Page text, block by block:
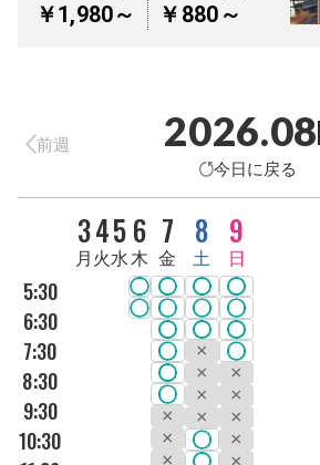
￥1,980～ ￥880～
前週 2026.08
今日に戻る
5:30
6:30
7:30
8:30
9:30
10:30
3
月
4
火
5
水
6
木
7
金
8
土
9
日